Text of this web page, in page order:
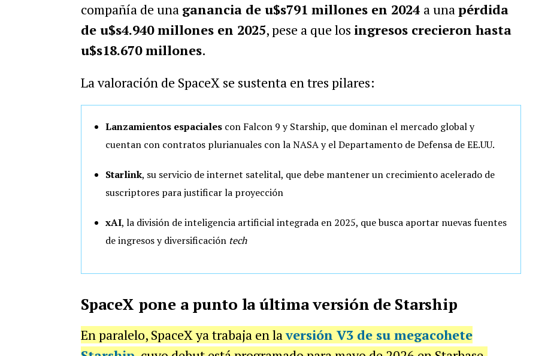
compañía de una ganancia de u$s791 millones en 2024 a unapérdida
de u$s4.940 millones en 2025, pese a que los ingresos crecieron hasta
u$s18.670 millones.
La valoración de SpaceX se sustenta en tres pilares:
Lanzamientos espacialescon Falcon 9 y Starship, que dominan el mercado global y
cuentan con contratos plurianuales con la NASA y el Departamento de Defensa de EE.UU.
Starlink, su servicio de internet satelital, que debe mantener un crecimiento acelerado de
suscriptores para justificar la proyección
xAI, la división de inteligencia artificial integrada en 2025, que busca aportar nuevas fuentes
de ingresos y diversificación tech
SpaceX pone a punto la última versión de Starship
En paralelo, SpaceX ya trabaja en laversión V3 de su megacohete